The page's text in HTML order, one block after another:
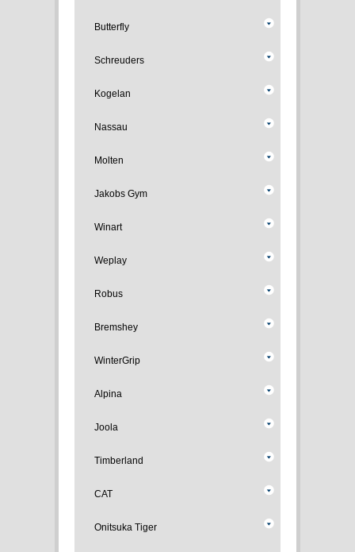
Butterfly
Schreuders
Kogelan
Nassau
Molten
Jakobs Gym
Winart
Weplay
Robus
Bremshey
WinterGrip
Alpina
Joola
Timberland
CAT
Onitsuka Tiger